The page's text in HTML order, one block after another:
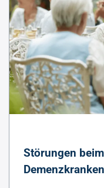
Störungen
Demenzkranken